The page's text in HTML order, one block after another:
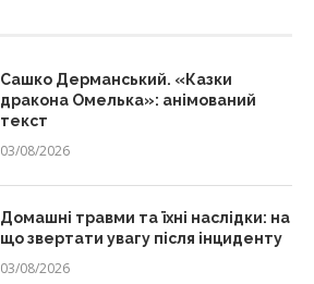
Сашко Дерманський. «Казки
дракона Омелька»: анімований
текст
03/08/2026
Домашні травми та їхні наслідки: на
що звертати увагу після інциденту
03/08/2026